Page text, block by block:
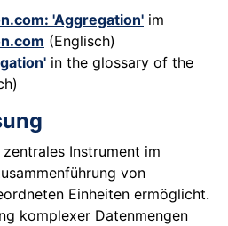
'Aggregation' im
(Englisch)
in the glossary of the
Instrument im
von
Einheiten ermöglicht.
komplexer Datenmengen